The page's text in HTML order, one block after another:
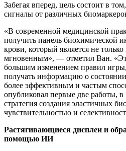
Забегая вперед, цель состоит в
сигналы от различных
«В современной медицинской
получить панель биохимической
крови, который является не
мгновенным», — отметил Ван.
большим изменением правил
получать информацию о состоянии
более эффективным и частым
опубликовал первые две работы,
стратегия создания эластичных
чувствительностью и
Растягивающиеся дисплеи и
помощью ИИ